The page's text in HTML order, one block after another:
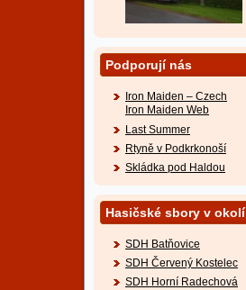
Podporují nás
Iron Maiden – Czech
Iron Maiden Web
Last Summer
Rtyně v Podkrkonoší
Skládka pod Haldou
Hasičské sbory v okolí
SDH Batňovice
SDH Červený Kostelec
SDH Horní Radechová